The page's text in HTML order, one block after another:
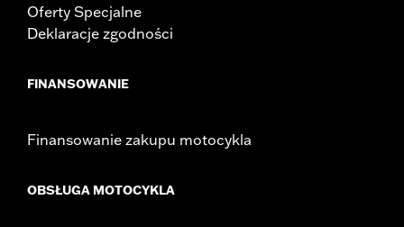
Oferty Specjalne
Deklaracje zgodności
FINANSOWANIE
Finansowanie zakupu motocykla
OBSŁUGA MOTOCYKLA